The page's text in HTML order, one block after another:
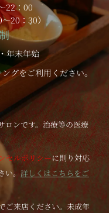
22：00
20：30）
年末年始
グをご利用ください。
ロンです。治療等の医療
セルポリシーに則り対応
。 詳しくはこちらをご
ご来店ください。未成年